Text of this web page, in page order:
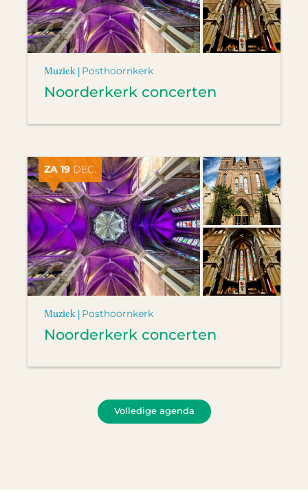
Muziek | Posthoornkerk
Noorderkerk concerten
ZA 19 DEC.
Muziek | Posthoornkerk
Noorderkerk concerten
Volledige agenda